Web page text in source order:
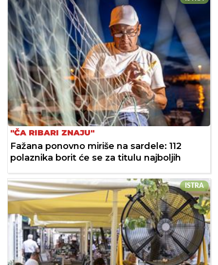
"ČA RIBARI ZNAJU"
Fažana ponovno miriše na sardele: 112
polaznika borit će se za titulu najboljih
ISTRA